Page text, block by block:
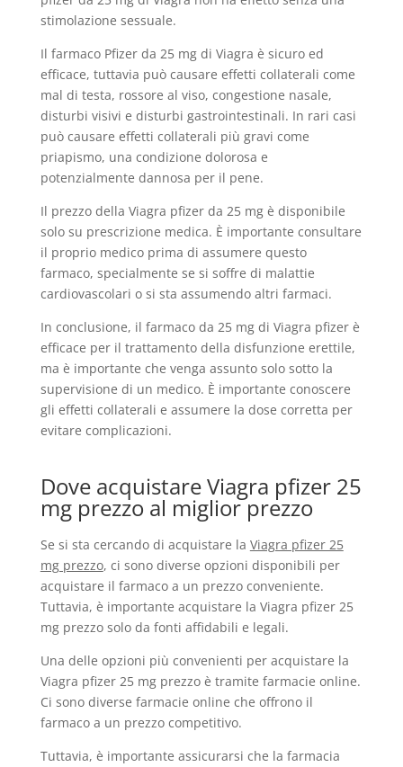
stimolazione sessuale.
Il farmaco Pfizer da 25 mg di Viagra è sicuro ed
efficace, tuttavia può causare effetti collaterali come
mal di testa, rossore al viso, congestione nasale,
disturbi visivi e disturbi gastrointestinali. In rari casi
può causare effetti collaterali più gravi come
priapismo, una condizione dolorosa e
potenzialmente dannosa per il pene.
Il prezzo della Viagra pfizer da 25 mg è disponibile
solo su prescrizione medica. È importante consultare
il proprio medico prima di assumere questo
farmaco, specialmente se si soffre di malattie
cardiovascolari o si sta assumendo altri farmaci.
In conclusione, il farmaco da 25 mg di Viagra pfizer è
efficace per il trattamento della disfunzione erettile,
ma è importante che venga assunto solo sotto la
supervisione di un medico. È importante conoscere
gli effetti collaterali e assumere la dose corretta per
evitare complicazioni.
Dove acquistare Viagra pfizer 25
mg prezzo al miglior prezzo
Se si sta cercando di acquistare la Viagra pfizer 25
mg prezzo, ci sono diverse opzioni disponibili per
acquistare il farmaco a un prezzo conveniente.
Tuttavia, è importante acquistare la Viagra pfizer 25
mg prezzo solo da fonti affidabili e legali.
Una delle opzioni più convenienti per acquistare la
Viagra pfizer 25 mg prezzo è tramite farmacie online.
Ci sono diverse farmacie online che offrono il
farmaco a un prezzo competitivo.
Tuttavia, è importante assicurarsi che la farmacia